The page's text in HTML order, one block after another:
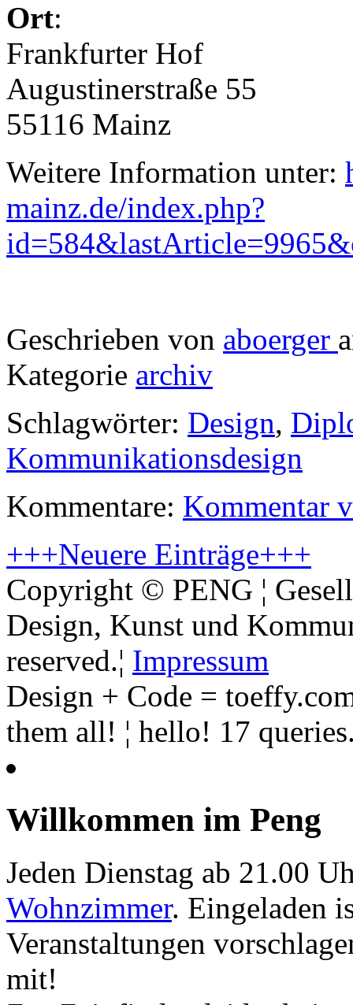
Ort:
Frankfurter Hof
Augustinerstraße 55
55116 Mainz
Weitere Information unter:
mainz.de/index.php?
Geschrieben von aboerger
Kategorie archiv
Schlagwörter: Design,
Kommunikationsdesign
Kommentare: Kommentar
+++Neuere Einträge+++
Copyright © PENG ¦
Design, Kunst und
reserved.¦ Impressum
Design + Code =
them all! ¦ hello! 17
Willkommen im Peng
Jeden Dienstag ab 21.00
Wohnzimmer. Eingeladen
Veranstaltungen
mit!